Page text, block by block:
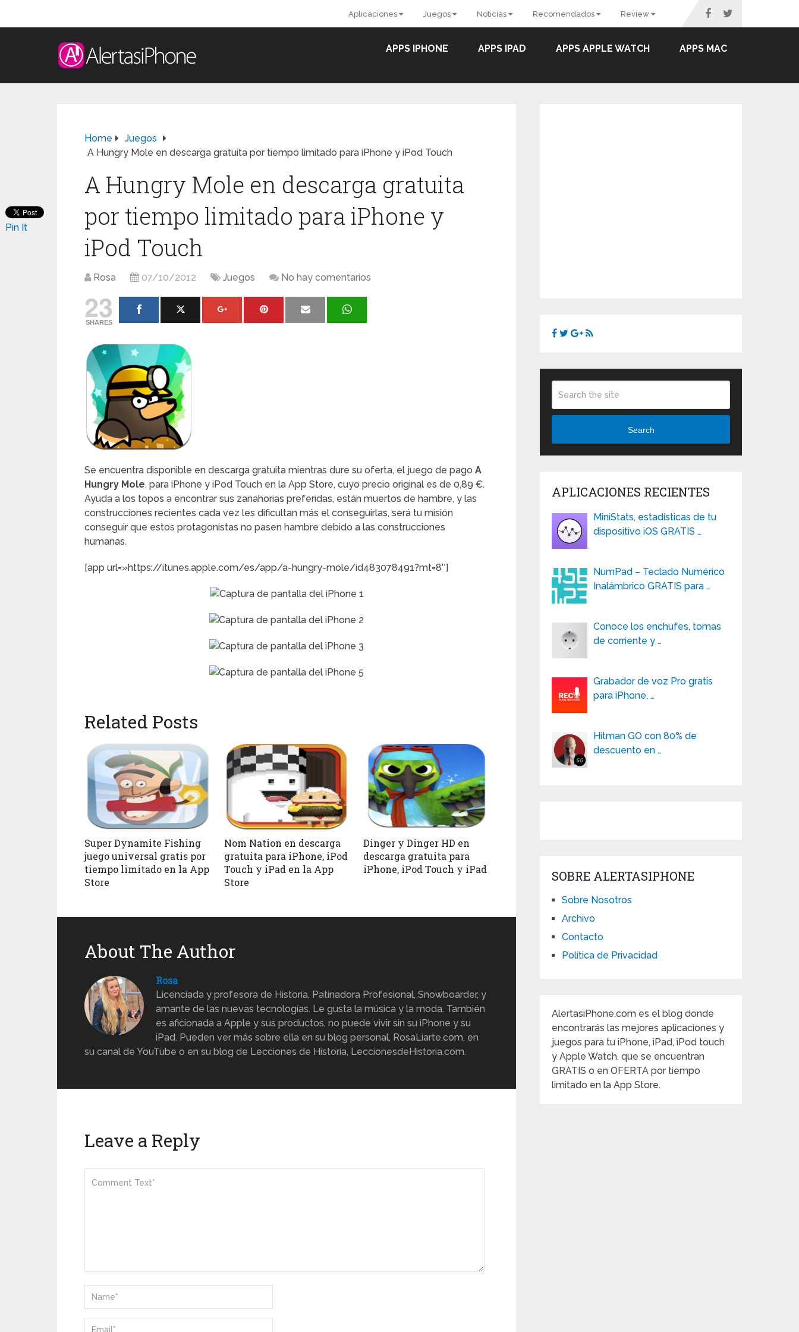
Aplicaciones Juegos Noticias Recomendados Review
APPS IPHONE APPS IPAD APPS APPLE WATCH APPS MAC
Home
Juegos
A Hungry Mole en descarga gratuita por tiempo limitado para iPhone y iPod Touch
A Hungry Mole en descarga gratuita
por tiempo limitado para iPhone y
iPod Touch
Rosa 07/10/2012 Juegos No hay comentarios
23
SHARES
Se encuentra disponible en descarga gratuita mientras dure su oferta, el juego de pago A
Hungry Mole, para iPhone y iPod Touch en la App Store, cuyo precio original es de 0,89 €.
Ayuda a los topos a encontrar sus zanahorias preferidas, están muertos de hambre, y las
construcciones recientes cada vez les dificultan más el conseguirlas, será tu misión
conseguir que estos protagonistas no pasen hambre debido a las construcciones
humanas.
[app url=»https://itunes.apple.com/es/app/a-hungry-mole/id483078491?mt=8″]
Pin It
Related Posts
Super Dynamite Fishing
juego universal gratis por
tiempo limitado en la App
Store
Nom Nation en descarga
gratuita para iPhone, iPod
Touch y iPad en la App
Store
Dinger y Dinger HD en
descarga gratuita para
iPhone, iPod Touch y iPad
About The Author
Rosa
Licenciada y profesora de Historia, Patinadora Profesional, Snowboarder, y
amante de las nuevas tecnologías. Le gusta la música y la moda. También
es aficionada a Apple y sus productos, no puede vivir sin su iPhone y su
iPad. Pueden ver más sobre ella en su blog personal, RosaLiarte.com, en
su canal de YouTube o en su blog de Lecciones de Historia, LeccionesdeHistoria.com.
Leave a Reply
Search
APLICACIONES RECIENTES
MiniStats, estadísticas de tu
dispositivo iOS GRATIS …
NumPad – Teclado Numérico
Inalámbrico GRATIS para …
Conoce los enchufes, tomas
de corriente y …
Grabador de voz Pro gratis
para iPhone, …
Hitman GO con 80% de
descuento en …
SOBRE ALERTASIPHONE
Sobre Nosotros
Archivo
Contacto
Política de Privacidad
AlertasiPhone.com es el blog donde
encontrarás las mejores aplicaciones y
juegos para tu iPhone, iPad, iPod touch
y Apple Watch, que se encuentran
GRATIS o en OFERTA por tiempo
limitado en la App Store.